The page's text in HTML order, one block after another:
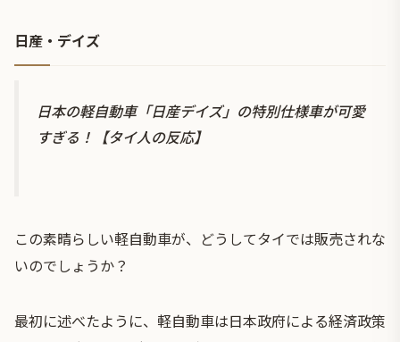
日産・デイズ
日本の軽自動車「日産デイズ」の特別仕様車が可愛
すぎる！【タイ人の反応】
この素晴らしい軽自動車が、どうしてタイでは販売されな
いのでしょうか？
最初に述べたように、軽自動車は日本政府による経済政策